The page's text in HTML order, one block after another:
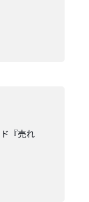
『売れ